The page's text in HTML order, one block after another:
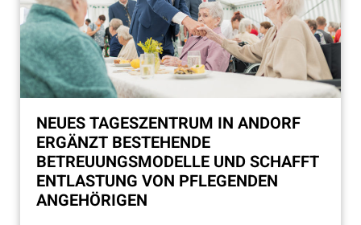
NEUES TAGESZENTRUM IN ANDORF
ERGÄNZT BESTEHENDE
BETREUUNGSMODELLE UND SCHAFFT
ENTLASTUNG VON PFLEGENDEN
ANGEHÖRIGEN